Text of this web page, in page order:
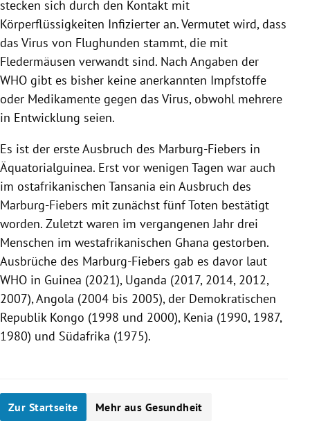
stecken sich durch den Kontakt mit
Körperflüssigkeiten Infizierter an. Vermutet wird, dass
das Virus von Flughunden stammt, die mit
Fledermäusen verwandt sind. Nach Angaben der
WHO gibt es bisher keine anerkannten Impfstoffe
oder Medikamente gegen das Virus, obwohl mehrere
in Entwicklung seien.
Es ist der erste Ausbruch des Marburg-Fiebers in
Äquatorialguinea. Erst vor wenigen Tagen war auch
im ostafrikanischen Tansania ein Ausbruch des
Marburg-Fiebers mit zunächst fünf Toten bestätigt
worden. Zuletzt waren im vergangenen Jahr drei
Menschen im westafrikanischen Ghana gestorben.
Ausbrüche des Marburg-Fiebers gab es davor laut
WHO in Guinea (2021), Uganda (2017, 2014, 2012,
2007), Angola (2004 bis 2005), der Demokratischen
Republik Kongo (1998 und 2000), Kenia (1990, 1987,
1980) und Südafrika (1975).
Zur Startseite Mehr aus Gesundheit